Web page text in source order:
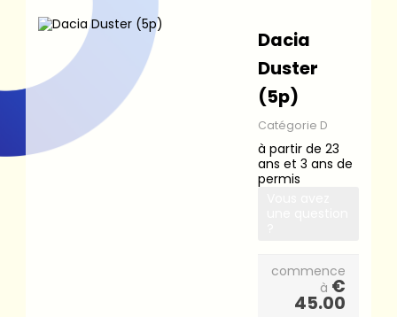
Dacia
Duster
(5p)
Catégorie D
à partir de 23
ans et 3 ans de
permis
commence
à €
45.00